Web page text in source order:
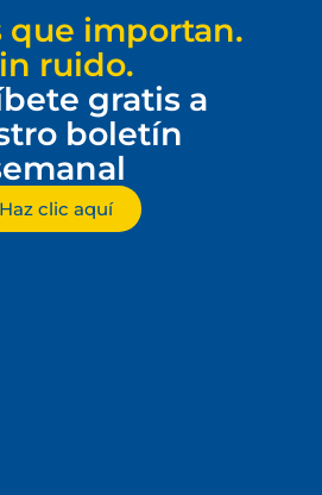
que importan.
ruido.
gratis a
boletín
Haz clic aquí